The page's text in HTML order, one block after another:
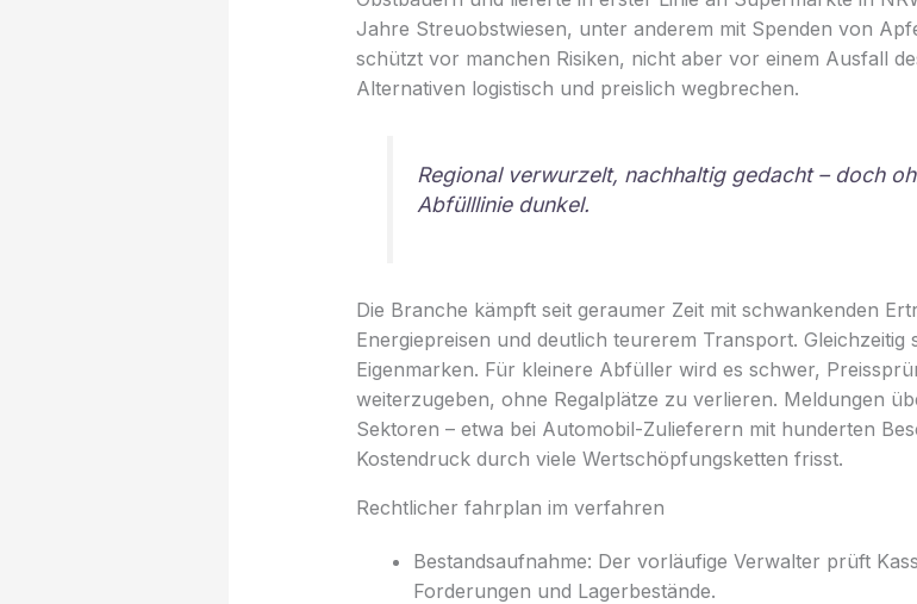
Jahre Streuobstwiesen, unter anderem mit Spenden von
schützt vor manchen Risiken, nicht aber vor einem Ausfall
Alternativen logistisch und preislich wegbrechen.
Regional verwurzelt, nachhaltig gedacht – doch
Abfülllinie dunkel.
Die Branche kämpft seit geraumer Zeit mit schwankenden
Energiepreisen und deutlich teurerem Transport.
Eigenmarken. Für kleinere Abfüller wird es schwer,
weiterzugeben, ohne Regalplätze zu verlieren. Meldungen
Sektoren – etwa bei Automobil-Zulieferern mit hunderten
Kostendruck durch viele Wertschöpfungsketten frisst.
Rechtlicher fahrplan im verfahren
Bestandsaufnahme: Der vorläufige Verwalter prüft
Forderungen und Lagerbestände.